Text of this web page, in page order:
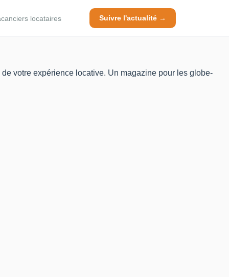
locataires Suivre l'actualité →
votre expérience locative. Un magazine pour les globe-